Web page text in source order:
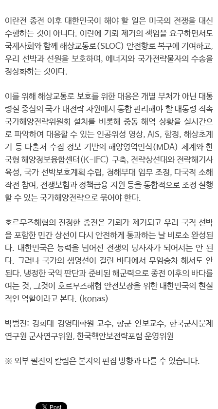
이란전 종전 이후 대한민국이 해야 할 일은 미국의 전쟁을 대신
수행하는 것이 아니다. 이란에 기뢰 제거의 책임을 요구하면서도
국제사회와 함께 해상교통로(SLOC) 안전항로 복구에 기여하고,
우리 선박과 선원을 보호하며, 에너지와 국가전략물자의 수송을
정상화하는 것이다.
이를 위해 해상교통로 보호를 위한 대응은 개별 부처가 아닌 대통
령실 중심의 국가 대전략 차원에서 통합 관리해야 할 대통령 직속
국가해양전략위원회 설치를 비롯해 중동 해역 상황을 실시간으
로 파악하여 대응할 수 있는 인공위성 영상, AIS, 함정, 해상초계
기 등 다출처 수집 정보 기반의 해양영역인식(MDA) 체계와 한
국형 해양정보융합센터(K-IFC) 구축, 전략상선대와 전략해기사
육성, 국가 선박보호계획 수립, 청해부대 임무 조정, 다국적 소해
작전 참여, 전쟁보험과 정책금융 지원 등을 통합적으로 조정 실행
할 수 있는 국가해양전략으로 묶어야 한다.
호르무즈해협의 진정한 종전은 기뢰가 제거되고 우리 국적 선박
을 포함한 민간 상선이 다시 안전하게 통과하는 날 비로소 완성된
다. 대한민국은 능력을 넘어선 전쟁의 당사자가 되어서는 안 된
다. 그러나 국가의 생명선이 걸린 바다에서 무임승차 해서도 안
된다. 냉정한 국익 판단과 준비된 해군력으로 종전 이후의 바다를
여는 것, 그것이 호르무즈해협 안전보장을 위한 대한민국의 현실
적인 역할이라고 본다. (konas)
박범진: 경희대 경영대학원 교수, 향군 안보교수, 한국군사문제
연구원 군사연구위원, 한국핵안보전략포럼 운영위원
※ 외부 필진의 칼럼은 본지의 편집 방향과 다를 수 있습니다.